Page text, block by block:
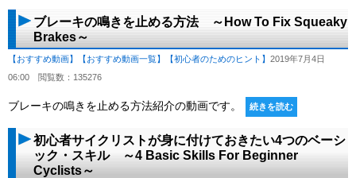
ブレーキの鳴きを止める方法 ～How To Fix Squeaky
Brakes～
【おすすめ動画】 【おすすめ動画一覧】 【初心者のためのヒント】 2019年7月4日
06:00 閲覧数：135276
ブレーキの鳴きを止める方法紹介の動画です。 続きを読む
初心者サイクリストが身に付けておきたい4つのベーシ
ック・スキル ～4 Basic Skills For Beginner
Cyclists～